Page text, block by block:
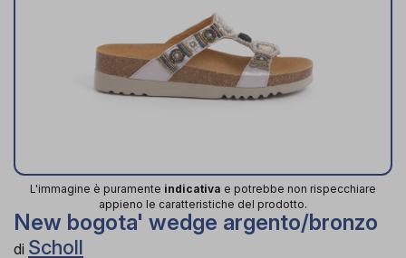
L'immagine è puramente indicativa e potrebbe non rispecchiare
appieno le caratteristiche del prodotto.
New bogota' wedge argento/bronzo
di Scholl